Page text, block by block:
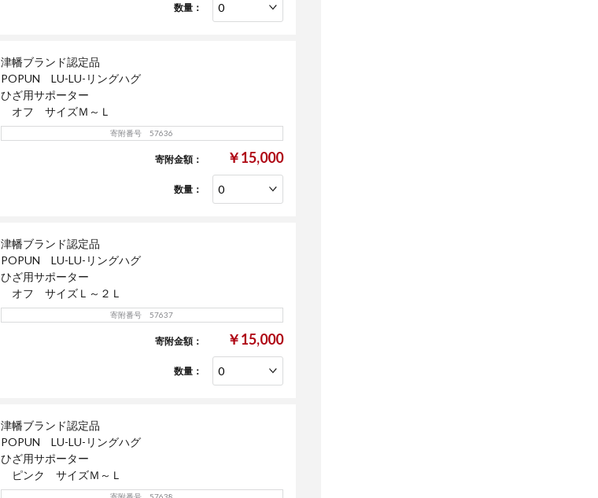
数量：
津幡ブランド認定品
POPUN LU-LU-リングハグ
ひざ用サポーター
オフ サイズＭ～Ｌ
寄附番号 57636
寄附金額： ￥15,000
数量：
津幡ブランド認定品
POPUN LU-LU-リングハグ
ひざ用サポーター
オフ サイズＬ～２Ｌ
寄附番号 57637
寄附金額： ￥15,000
数量：
津幡ブランド認定品
POPUN LU-LU-リングハグ
ひざ用サポーター
ピンク サイズＭ～Ｌ